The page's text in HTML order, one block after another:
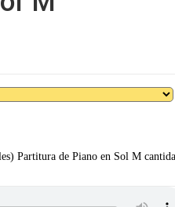
Partitura de Piano en Sol M